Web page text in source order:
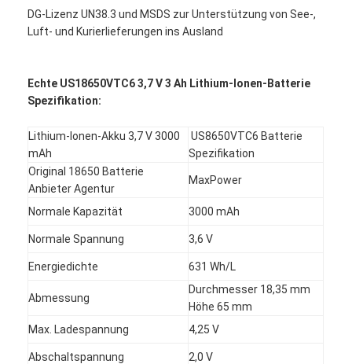
DG-Lizenz UN38.3 und MSDS zur Unterstützung von See-,
Luft- und Kurierlieferungen ins Ausland
Echte US18650VTC6 3,7 V 3 Ah Lithium-Ionen-Batterie
Spezifikation:
Lithium-Ionen-Akku 3,7 V 3000
mAh
US8650VTC6 Batterie
Spezifikation
Original 18650 Batterie
Anbieter Agentur
MaxPower
Normale Kapazität 3000 mAh
Normale Spannung 3,6 V
Energiedichte 631 Wh/L
Abmessung
Durchmesser 18,35 mm
Höhe 65 mm
Max. Ladespannung
4,25 V
Abschaltspannung 2,0 V